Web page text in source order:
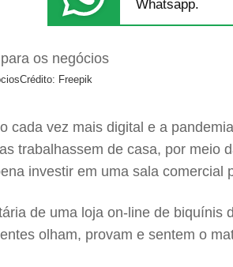
Whatsapp.
Crédito: Freepik
cada vez mais digital e a
trabalhassem de casa, por meio
investir em uma sala comercial
de uma loja on-line de
olham, provam e sentem o